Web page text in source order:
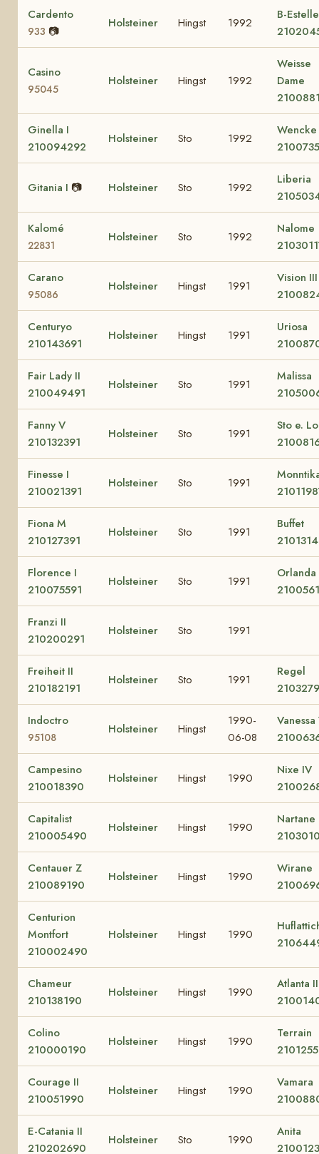
Cardento
933 📷
Holsteiner Hingst 1992
B-Estelle
Casino
95045
Holsteiner Hingst 1992
Weisse
Dame
Ginella I
210094292
Holsteiner Sto 1992
Wencke
Gitania I 📷 Holsteiner Sto 1992
Liberia
Kalomé
22831
Holsteiner Sto 1992
Nalome
Carano
95086
Holsteiner Hingst 1991
Vision III
Centuryo
210143691
Holsteiner Hingst 1991
Uriosa
Fair Lady II
210049491
Holsteiner Sto 1991
Malissa
Fanny V
210132391
Holsteiner Sto 1991
Sto e.
Finesse I
210021391
Holsteiner Sto 1991
Fiona M
210127391
Holsteiner Sto 1991
Buffet
Florence I
210075591
Holsteiner Sto 1991
Orlanda
Franzi II
210200291
Holsteiner Sto 1991
Freiheit II
210182191
Holsteiner Sto 1991
Regel
Indoctro
95108
Holsteiner Hingst
1990-
06-08
Vanessa
Campesino
210018390
Holsteiner Hingst 1990
Nixe IV
Capitalist
210005490
Holsteiner Hingst 1990
Nartane
Centauer Z
210089190
Holsteiner Hingst 1990
Wirane
Centurion
Montfort
210002490
Holsteiner Hingst 1990
Chameur
210138190
Holsteiner Hingst 1990
Atlanta
Colino
210000190
Holsteiner Hingst 1990
Terrain
Courage II
210051990
Holsteiner Hingst 1990
Vamara
E-Catania II
210202690
Holsteiner Sto 1990
Anita